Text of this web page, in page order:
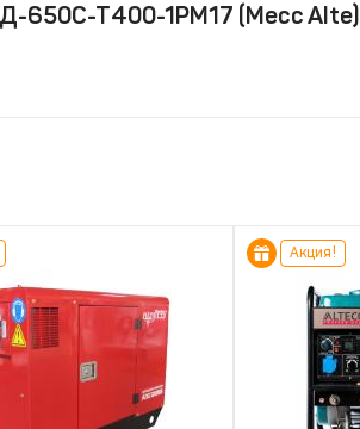
650С-Т400-1РМ17 (Mecc Alte)
Акция!